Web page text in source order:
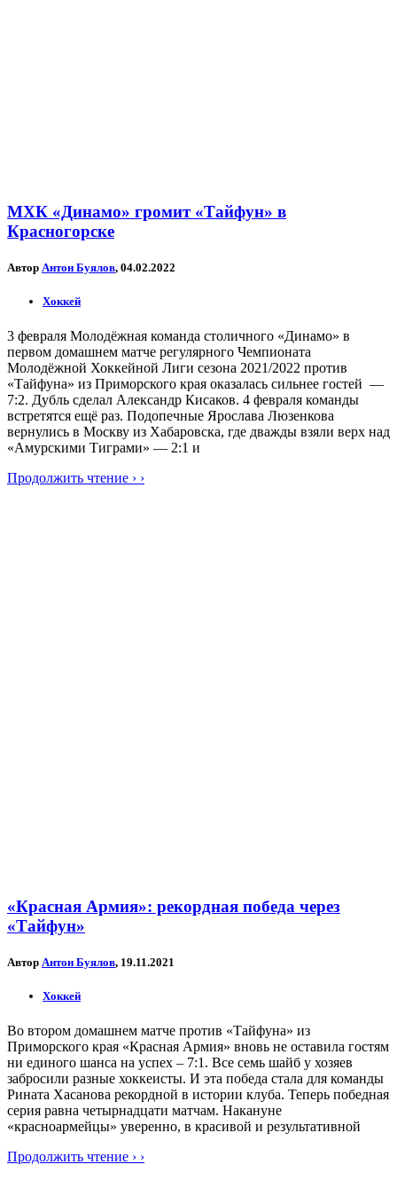
МХК «Динамо» громит «Тайфун» в
Красногорске
Автор Антон Буялов, 04.02.2022
Хоккей
3 февраля Молодёжная команда столичного «Динамо» в
первом домашнем матче регулярного Чемпионата
Молодёжной Хоккейной Лиги сезона 2021/2022 против
«Тайфуна» из Приморского края оказалась сильнее гостей —
7:2. Дубль сделал Александр Кисаков. 4 февраля команды
встретятся ещё раз. Подопечные Ярослава Люзенкова
вернулись в Москву из Хабаровска, где дважды взяли верх над
«Амурскими Тиграми» — 2:1 и
Продолжить чтение › ›
«Красная Армия»: рекордная победа через
«Тайфун»
Автор Антон Буялов, 19.11.2021
Хоккей
Во втором домашнем матче против «Тайфуна» из
Приморского края «Красная Армия» вновь не оставила гостям
ни единого шанса на успех – 7:1. Все семь шайб у хозяев
забросили разные хоккеисты. И эта победа стала для команды
Рината Хасанова рекордной в истории клуба. Теперь победная
серия равна четырнадцати матчам. Накануне
«красноармейцы» уверенно, в красивой и результативной
Продолжить чтение › ›